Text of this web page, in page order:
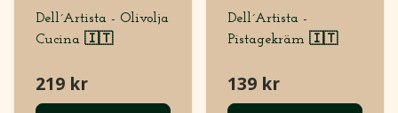
Dell´Artista - Olivolja
Cucina 🇮🇹
219 kr
Dell´Artista -
Pistagekräm 🇮🇹
139 kr